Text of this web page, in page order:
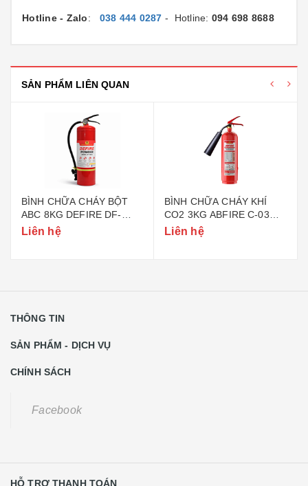
Hotline - Zalo: 038 444 0287 - Hotline: 094 698 8688
SẢN PHẨM LIÊN QUAN
BÌNH CHỮA CHÁY BỘT
ABC 8KG DEFIRE DF-
ABC8 (BỘ CÔNG AN)
Liên hệ
BÌNH CHỮA CHÁY KHÍ
CO2 3KG ABFIRE C-03
(TEM BỘ CÔNG AN)
Liên hệ
THÔNG TIN
SẢN PHẨM - DỊCH VỤ
CHÍNH SÁCH
Facebook
HỖ TRỢ THANH TOÁN